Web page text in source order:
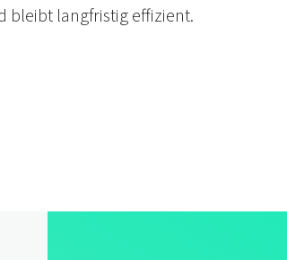
bleibt lang­fristig effizient.